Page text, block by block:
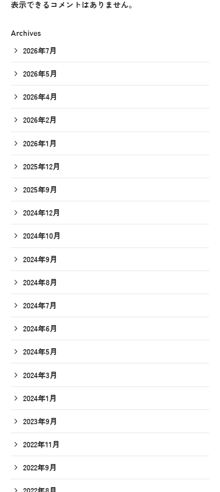
表示できるコメントはありません。
Archives
2026年7月
2026年5月
2026年4月
2026年2月
2026年1月
2025年12月
2025年9月
2024年12月
2024年10月
2024年9月
2024年8月
2024年7月
2024年6月
2024年5月
2024年3月
2024年1月
2023年9月
2022年11月
2022年9月